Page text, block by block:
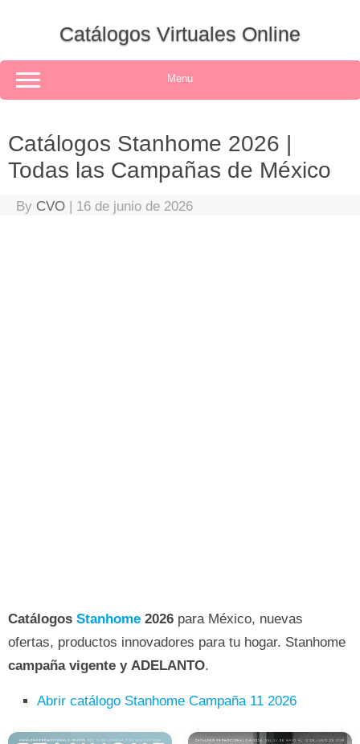
Catálogos Virtuales Online
Menu
Catálogos Stanhome 2026 |
Todas las Campañas de México
By CVO | 16 de junio de 2026
Catálogos Stanhome 2026 para México, nuevas
ofertas, productos innovadores para tu hogar. Stanhome
campaña vigente y ADELANTO.
Abrir catálogo Stanhome Campaña 11 2026